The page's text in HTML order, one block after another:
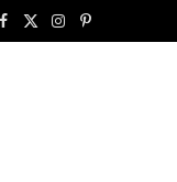
Facebook
X
Instagram
Pinterest